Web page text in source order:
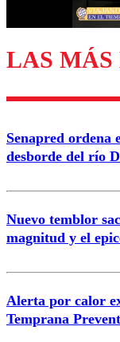
LAS
Senapred ordena
desborde del río
Nuevo temblor
magnitud y el
Alerta por calor
Temprana